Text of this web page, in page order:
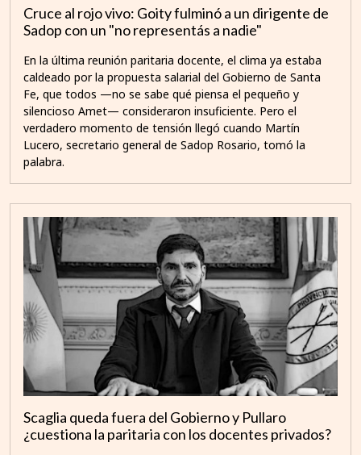
Cruce al rojo vivo: Goity fulminó a un dirigente de
Sadop con un "no representás a nadie"
En la última reunión paritaria docente, el clima ya estaba
caldeado por la propuesta salarial del Gobierno de Santa
Fe, que todos —no se sabe qué piensa el pequeño y
silencioso Amet— consideraron insuficiente. Pero el
verdadero momento de tensión llegó cuando Martín
Lucero, secretario general de Sadop Rosario, tomó la
palabra.
Scaglia queda fuera del Gobierno y Pullaro
¿cuestiona la paritaria con los docentes privados?